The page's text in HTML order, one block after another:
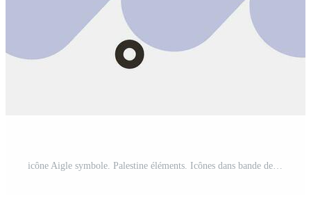
icône Aigle symbole. Palestine éléments. Icônes dans bande dessinée style. bien pour impressions, affiches, logo, infographies, etc. Vecteur Pro et SVG Pro